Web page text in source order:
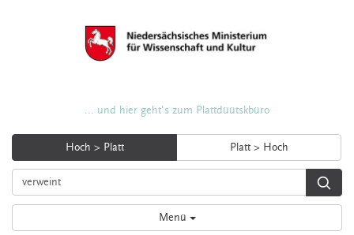
... und hier geht's zum Plattdüütskbüro
Hoch > Platt Platt > Hoch
Menü